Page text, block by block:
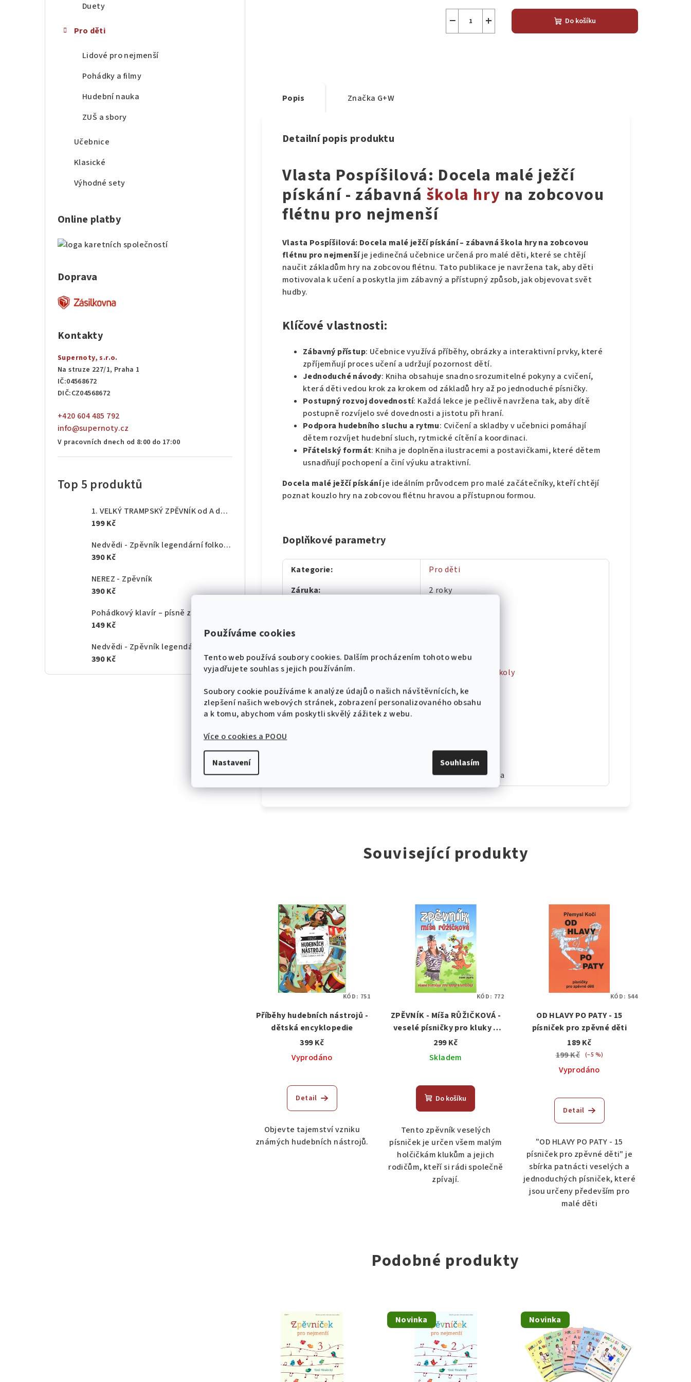
Používáme cookies
Tento web používá soubory cookies. Dalším procházením tohoto webu
vyjadřujete souhlas s jejich používáním.
Soubory cookie používáme k analýze údajů o našich návštěvnících, ke
zlepšení našich webových stránek, zobrazení personalizovaného obsahu
a k tomu, abychom vám poskytli skvělý zážitek z webu.
Více o cookies a POOU
Nastavení Souhlasím
Duety
Pro děti
Lidové pro nejmenší
Pohádky a filmy
Hudební nauka
ZUŠ a sbory
Učebnice
Klasické
Výhodné sety
Online platby
Doprava
Kontakty
Supernoty, s.r.o.
Na struze 227/1, Praha 1
IČ:04568672
DIČ:CZ04568672
+420 604 485 792
info@supernoty.cz
V pracovních dnech od 8:00 do 17:00
Top 5 produktů
1. VELKÝ TRAMPSKÝ ZPĚVNÍK od A do Z - texty akordy
199 Kč
Nedvědi - Zpěvník legendární folkové rodiny - 1.díl
390 Kč
NEREZ - Zpěvník
390 Kč
149 Kč
390 Kč
+
− Do košíku
Popis Značka G+W
Detailní popis produktu
Vlasta Pospíšilová: Docela malé ježčí
pískání - zábavná škola hry na zobcovou
flétnu pro nejmenší
Vlasta Pospíšilová: Docela malé ježčí pískání – zábavná škola hry na zobcovou
flétnu pro nejmenšíje jedinečná učebnice určená pro malé děti, které se chtějí
naučit základům hry na zobcovou flétnu. Tato publikace je navržena tak, aby děti
motivovala k učení a poskytla jim zábavný a přístupný způsob, jak objevovat svět
hudby.
Klíčové vlastnosti:
Zábavný přístup: Učebnice využívá příběhy, obrázky a interaktivní prvky, které
zpříjemňují proces učení a udržují pozornost dětí.
Jednoduché návody: Kniha obsahuje snadno srozumitelné pokyny a cvičení,
která děti vedou krok za krokem od základů hry až po jednoduché písničky.
Postupný rozvoj dovedností: Každá lekce je pečlivě navržena tak, aby dítě
postupně rozvíjelo své dovednosti a jistotu při hraní.
Podpora hudebního sluchu a rytmu: Cvičení a skladby v učebnici pomáhají
dětem rozvíjet hudební sluch, rytmické cítění a koordinaci.
Přátelský formát: Kniha je doplněna ilustracemi a postavičkami, které dětem
usnadňují pochopení a činí výuku atraktivní.
Docela malé ježčí pískáníje ideálním průvodcem pro malé začátečníky, kteří chtějí
poznat kouzlo hry na zobcovou flétnu hravou a přístupnou formou.
Doplňkové parametry
Kategorie:
Pro děti
Záruka:
2 roky
EAN
Nástroj
Flétna
Žánr :
Hudební školy
Série:
Noty do školy
Jazyk:
169
Sešit - Měkká vazba
Související produkty
Příběhy hudebních nástrojů -
dětská encyklopedie
399 Kč
Vyprodáno
Detail
Objevte tajemství vzniku
známých hudebních nástrojů.
KÓD: 751
ZPĚVNÍK - Míša RŮŽIČKOVÁ -
veselé písničky pro kluky a
holčičky - zpěv/akordy
299 Kč
Skladem
Do košíku
Tento zpěvník veselých
písniček je určen všem malým
holčičkám klukům a jejich
rodičům, kteří si rádi společně
zpívají.
KÓD: 772
OD HLAVY PO PATY - 15
písniček pro zpěvné děti
189 Kč
199 Kč (–5 %)
Vyprodáno
Detail
"OD HLAVY PO PATY - 15
písniček pro zpěvné děti" je
sbírka patnácti veselých a
jednoduchých písniček, které
jsou určeny především pro
malé děti
KÓD: 544
Podobné produkty
Novinka Novinka